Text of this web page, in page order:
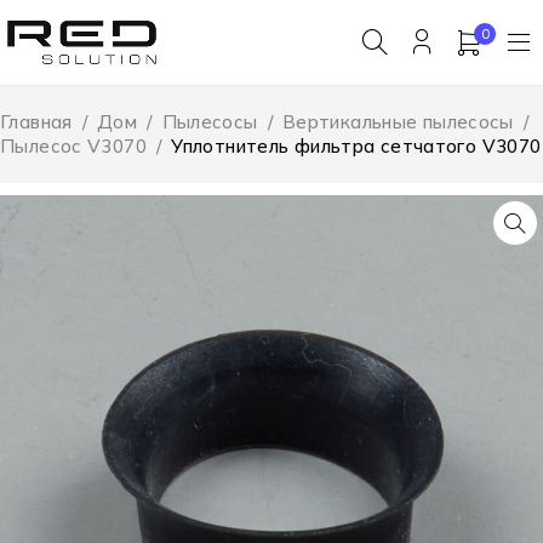
0
Главная / Дом / Пылесосы / Вертикальные пылесосы /
Пылесос V3070 / Уплотнитель фильтра сетчатого V3070